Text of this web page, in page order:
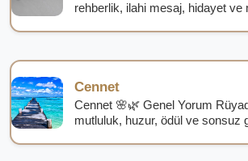
rehberlik, ilahi mesaj, hidayet ve
Cennet
Cennet 🌸🌿 Genel Yorum
mutluluk, huzur, ödül ve sonsuz